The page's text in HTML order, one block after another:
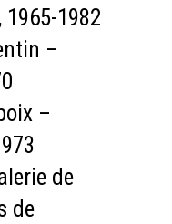
1982
–
–
de
de